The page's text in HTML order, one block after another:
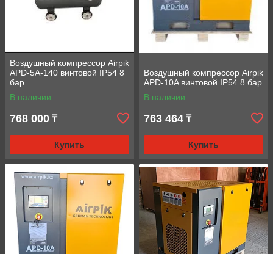
Воздушный компрессор Airpik
APD-5A-140 винтовой IP54 8
бар
В наличии
768 000 ₸
Купить
Воздушный компрессор Airpik
APD-10A винтовой IP54 8 бар
В наличии
763 464 ₸
Купить